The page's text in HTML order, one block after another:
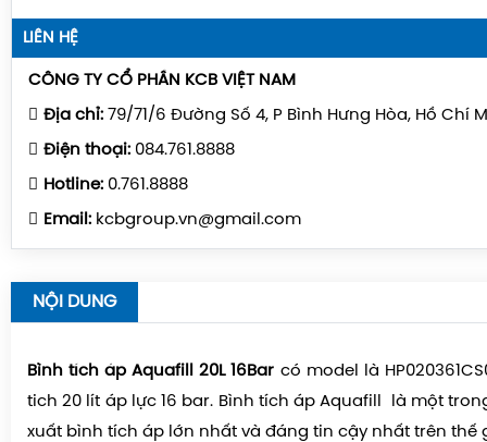
LIÊN HỆ
CÔNG TY CỔ PHẦN KCB VIỆT NAM
Địa chỉ: 79/71/6 Đường Số 4, P Bình Hưng Hòa, Hồ Chí
Điện thoại: 084.761.8888
Hotline: 0.761.8888
Email: kcbgroup.vn@gmail.com
NỘI DUNG
Bình tích áp Aquafill 20L 16Bar có model là
tich 20 lít áp lực 16 bar. Bình tích áp Aquafill là một
xuất bình tích áp lớn nhất và đáng tin cậy nhất trên thế